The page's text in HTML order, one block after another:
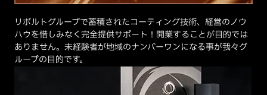
リボルトグループで蓄積されたコーティング技術、経営のノウ
ハウを惜しみなく完全提供サポート！開業することが目的では
ありません。未経験者が地域のナンバーワンになる事が我々グ
ループの目的です。